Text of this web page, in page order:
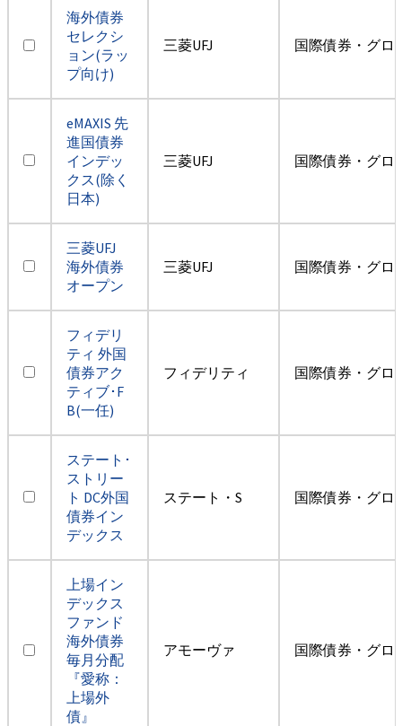
海外債券
セレクシ
ョン(ラッ
プ向け)
三菱UFJ 国際債券・グロ
eMAXIS 先
進国債券
インデッ
クス(除く
日本)
三菱UFJ 国際債券・グロ
三菱UFJ
海外債券
オープン
三菱UFJ 国際債券・グロ
フィデリ
ティ 外国
債券アク
ティブ･F
B(一任)
フィデリティ 国際債券・グロ
ステート･
ストリー
ト DC外国
債券イン
デックス
ステート・S 国際債券・グロ
上場イン
デックス
ファンド
海外債券
毎月分配
『愛称：
上場外
債』
アモーヴァ 国際債券・グロ